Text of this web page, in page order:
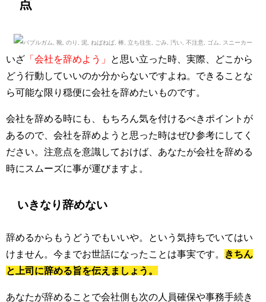
点
いざ 「会社を辞めよう」
と思い立った時、実際、どこから
どう行動していいのか分からないですよね。できることな
ら可能な限り穏便に会社を辞めたいものです。
会社を辞める時にも、もちろん気を付けるべきポイントが
あるので、会社を辞めようと思った時はぜひ参考にしてく
ださい。注意点を意識しておけば、あなたが会社を辞める
時にスムーズに事が運びますよ。
いきなり辞めない
辞めるからもうどうでもいいや。という気持ちでいてはい
けません。今までお世話になったことは事実です。
きちん
と上司に辞める旨を伝えましょう。
あなたが辞めることで会社側も次の人員確保や事務手続き